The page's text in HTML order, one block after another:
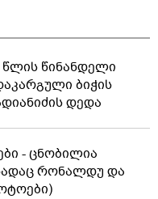
წლის წინანდელი
ბიჭის
დედა
- ცნობილია
რონალდუ და